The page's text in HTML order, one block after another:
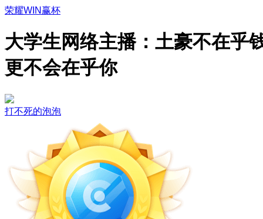
荣耀WIN赢杯
大学生网络主播：土豪不在乎
更不会在乎你
打不死的泡泡